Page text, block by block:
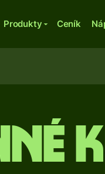
Produkty Ceník